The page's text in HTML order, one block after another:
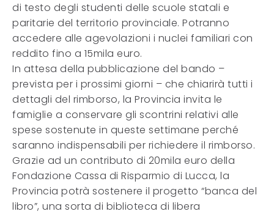
di testo degli studenti delle scuole statali e
paritarie del territorio provinciale. Potranno
accedere alle agevolazioni i nuclei familiari con
reddito fino a 15mila euro.
In attesa della pubblicazione del bando –
prevista per i prossimi giorni – che chiarirà tutti i
dettagli del rimborso, la Provincia invita le
famiglie a conservare gli scontrini relativi alle
spese sostenute in queste settimane perché
saranno indispensabili per richiedere il rimborso.
Grazie ad un contributo di 20mila euro della
Fondazione Cassa di Risparmio di Lucca, la
Provincia potrà sostenere il progetto “banca del
libro”, una sorta di biblioteca di libera